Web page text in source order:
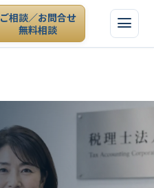
ご相談／お問合せ
無料相談